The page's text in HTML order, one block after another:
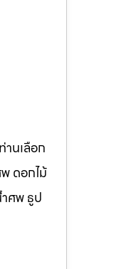
นเลือก
ดอกไม้
ศพ ธูป